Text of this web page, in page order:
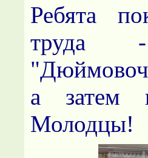
Ребята
труда
а затем
Молодцы!